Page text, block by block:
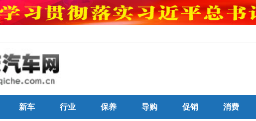
新车 行业 保养 导购 促销 消费